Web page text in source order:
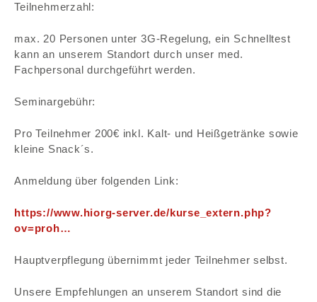
Teilnehmerzahl:
max. 20 Personen unter 3G-Regelung, ein Schnelltest
kann an unserem Standort durch unser med.
Fachpersonal durchgeführt werden.
Seminargebühr:
Pro Teilnehmer 200€ inkl. Kalt- und Heißgetränke sowie
kleine Snack´s.
Anmeldung über folgenden Link:
https://www.hiorg-server.de/kurse_extern.php?
ov=proh…
Hauptverpflegung übernimmt jeder Teilnehmer selbst.
Unsere Empfehlungen an unserem Standort sind die